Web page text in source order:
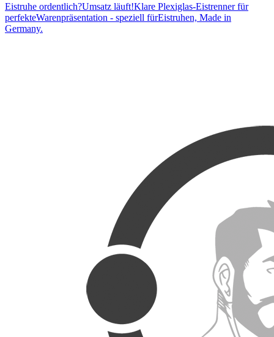
Eistruhe ordentlich?Umsatz läuft!Klare Plexiglas-Eistrenner für
perfekteWarenpräsentation - speziell fürEistruhen, Made in
Germany.